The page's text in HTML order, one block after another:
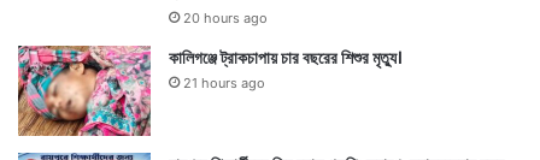
20 hours ago
কালিগঞ্জে ট্রাকচাপায় চার বছরের শিশুর মৃত্যু।
21 hours ago